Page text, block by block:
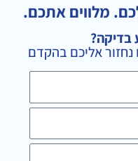
a
g
r
a
מלווים אתכם.
בדיקה?
אליכם בהקדם